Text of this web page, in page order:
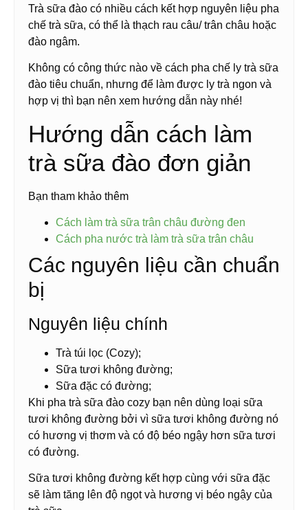
Trà sữa đào có nhiều cách kết hợp nguyên liệu pha
chế trà sữa, có thể là thạch rau câu/ trân châu hoặc
đào ngâm.
Không có công thức nào về cách pha chế ly trà sữa
đào tiêu chuẩn, nhưng để làm được ly trà ngon và
hợp vị thì bạn nên xem hướng dẫn này nhé!
Hướng dẫn cách làm
trà sữa đào đơn giản
Bạn tham khảo thêm
Cách làm trà sữa trân châu đường đen
Cách pha nước trà làm trà sữa trân châu
Các nguyên liệu cần chuẩn
bị
Nguyên liệu chính
Trà túi lọc (Cozy);
Sữa tươi không đường;
Sữa đặc có đường;
Khi pha trà sữa đào cozy bạn nên dùng loại sữa
tươi không đường bởi vì sữa tươi không đường nó
có hương vị thơm và có độ béo ngậy hơn sữa tươi
có đường.
Sữa tươi không đường kết hợp cùng với sữa đặc
sẽ làm tăng lên độ ngọt và hương vị béo ngậy của